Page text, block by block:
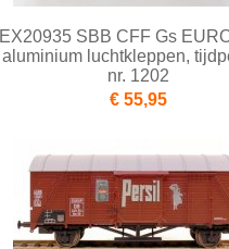
EX20935 SBB CFF Gs
aluminium luchtkleppen,
nr. 1202
€ 55,95